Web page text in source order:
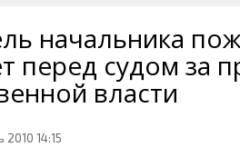
славы
Песни о
Хранители
Онлайн
Визит
Ипотека
начальника
перед судом за
власти
2010 14:15